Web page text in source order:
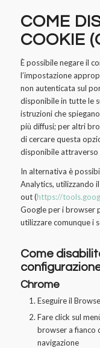
COME
COOKIE (
È possibile negare il
l’impostazione
non autenticata sul
disponibile in tutte le
istruzioni che
più diffusi; per altri
di cercare questa
disponibile attraverso
In alternativa è
Analytics, utilizzando
out (https://
Google per i browser
utilizzare comunque i
Come
Chrome
Eseguire il
Fare click sul
browser a fianco
navigazione